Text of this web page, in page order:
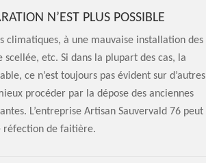
N’EST PLUS POSSIBLE
climatiques, à une mauvaise installation des
etc. Si dans la plupart des cas, la
ce n’est toujours pas évident sur d’autres
procéder par la dépose des anciennes
L’entreprise Artisan Sauvervald 76 peut
réfection de faitière.